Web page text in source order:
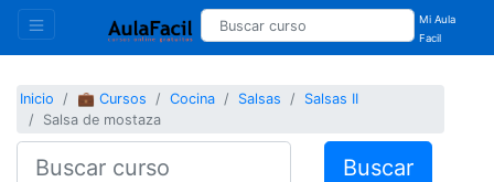
Mi Aula
Facil
Inicio 💼 Cursos Cocina Salsas
Salsas II
Salsa de mostaza
Buscar